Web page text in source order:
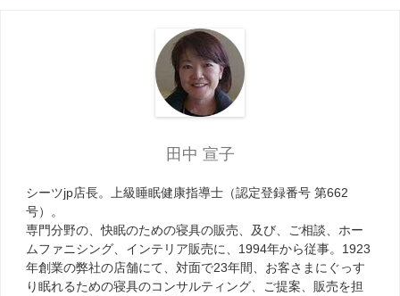
田中 宣子
シーツjp店長。上級睡眠健康指導士（認定登録番号 第662
号）。
専門分野の、快眠のための寝具の販売、及び、ご相談、ホー
ムファニシング、インテリア販売に、1994年から従事。1923
年創業の弊社の店舗にて、対面で23年間、お客さまにぐっす
り眠れるための寝具のコンサルティング、ご提案、販売を担